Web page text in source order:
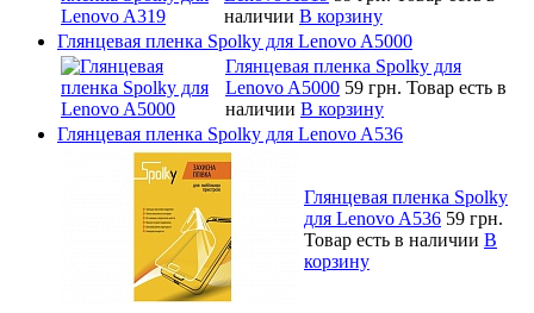
наличии В корзину
Глянцевая пленка Spolky для Lenovo A5000
Глянцевая пленка Spolky для
Lenovo A5000 59 грн. Товар есть в
наличии В корзину
Глянцевая пленка Spolky для Lenovo A536
Глянцевая пленка Spolky
для Lenovo A536 59 грн.
Товар есть в наличии В
корзину